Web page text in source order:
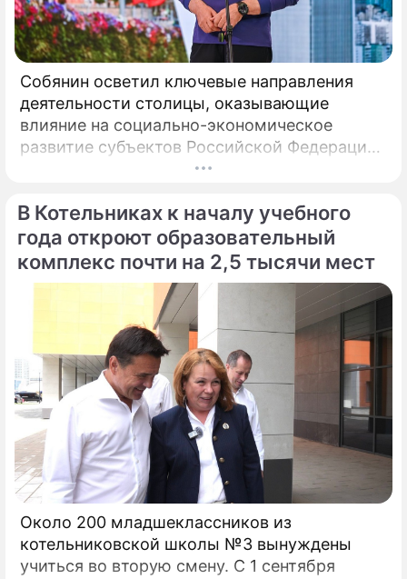
Собянин осветил ключевые направления
деятельности столицы, оказывающие
влияние на социально-экономическое
развитие субъектов Российской Федерации.
Сергей Собянин акцентировал внимание на
федерального бюджета и обеспечении
сбалансированности региональных
финансов.
В Котельниках к началу учебного
года откроют образовательный
комплекс почти на 2,5 тысячи мест
Около 200 младшеклассников из
котельниковской школы №3 вынуждены
учиться во вторую смену. С 1 сентября